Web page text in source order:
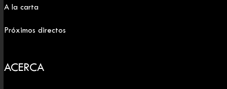
A la carta
Próximos directos
ACERCA